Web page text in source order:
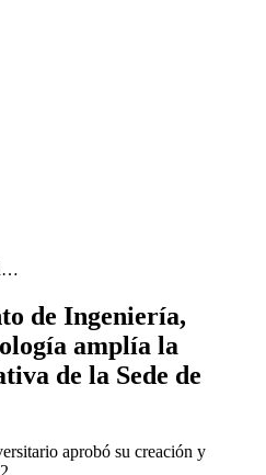
de Ingeniería,
amplía la
de la Sede de
aprobó su creación y